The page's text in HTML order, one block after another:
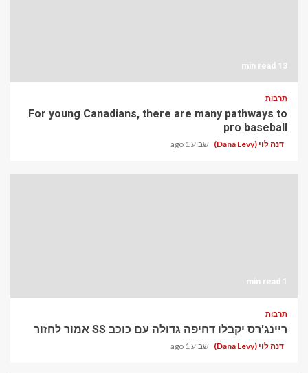
13 min read
תרבות
For young Canadians, there are many pathways to
pro baseball
דנה לוי (Dana Levy) שבוע 1 ago
1 min read
תרבות
ריינג'רס יקבלו דחיפה גדולה עם כוכב SS אמור לחזור
דנה לוי (Dana Levy) שבוע 1 ago